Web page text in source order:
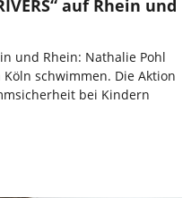
auf Rhein und
und Rhein: Nathalie Pohl
schwimmen. Die Aktion
bei Kindern